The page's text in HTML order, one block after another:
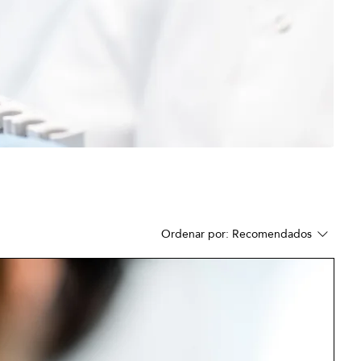
Ordenar por: Recomendados